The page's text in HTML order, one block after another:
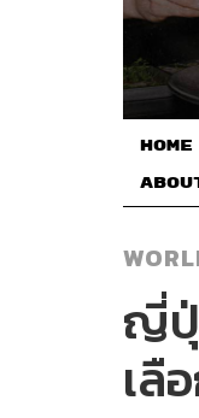
HOME
ญี่ปุ่
เลื